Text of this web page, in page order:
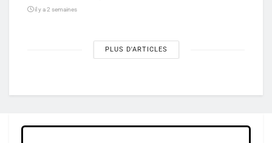
il y a 2 semaines
PLUS D'ARTICLES